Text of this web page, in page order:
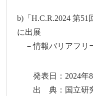
b)「H.C.R.2024 第
に出展
－情報バリアフリ
発表日：2024年8
出 典：国立研究